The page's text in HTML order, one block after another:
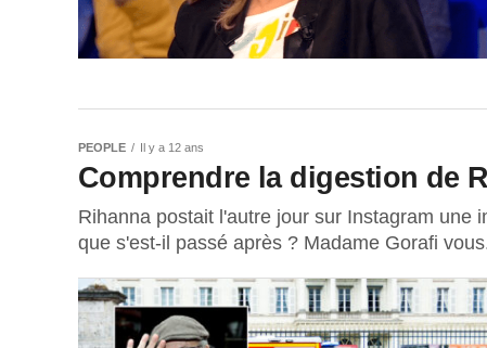
PEOPLE Il y a 12 ans
Comprendre la digestion de
Rihanna postait l'autre jour sur Instagram une
que s'est-il passé après ? Madame Gorafi